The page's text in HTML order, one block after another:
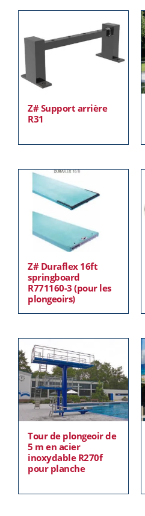
Z# Support arrière
R31
Z# Duraflex 16ft
springboard
R771160-3 (pour les
plongeoirs)
Tour de plongeoir de
5 m en acier
inoxydable R270f
pour planche